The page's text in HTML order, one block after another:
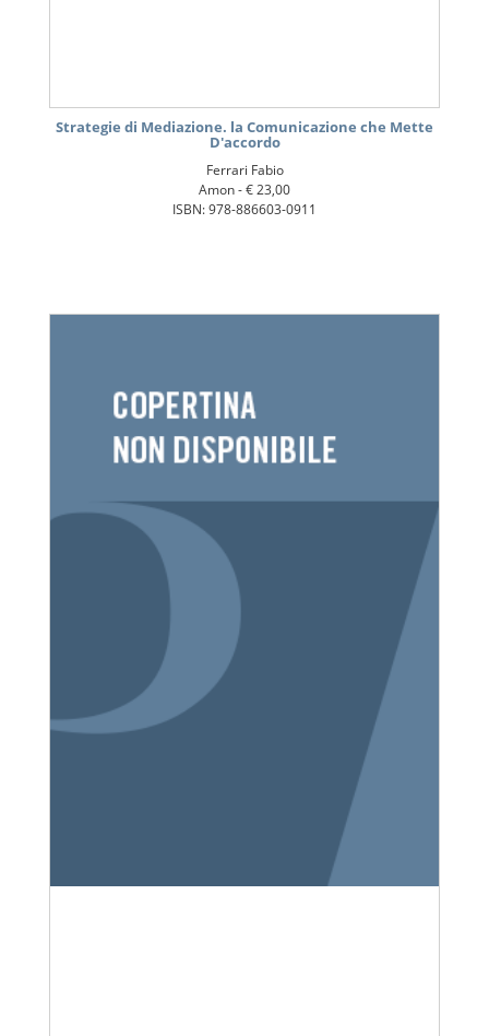
Strategie di Mediazione. la Comunicazione che Mette
D'accordo
Ferrari Fabio
Amon -€ 23,00
ISBN: 978-886603-0911